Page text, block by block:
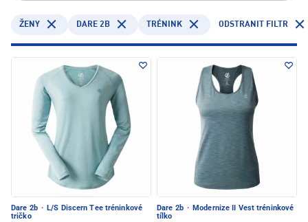
ŽENY DARE 2B TRÉNINK ODSTRANIT FILTR
Dare 2b · L/S Discern Tee tréninkové
tričko
Dare 2b · Modernize II Vest tréninkové
tílko